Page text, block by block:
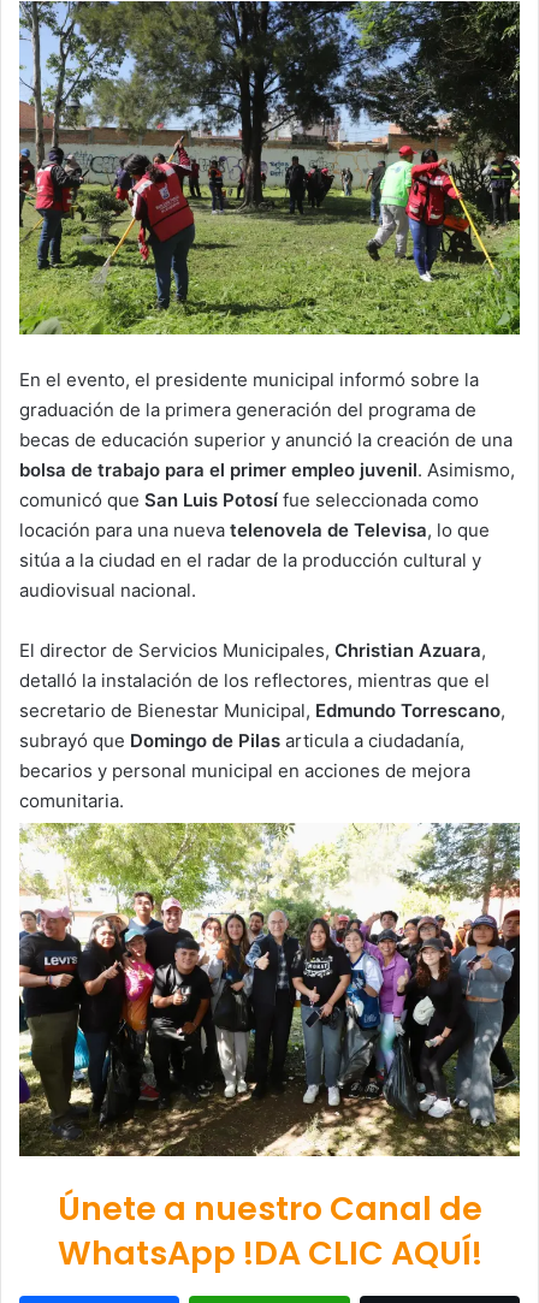
En el evento, el presidente municipal informó sobre la
graduación de la primera generación del programa de
becas de educación superior y anunció la creación de una
bolsa de trabajo para el primer empleo juvenil. Asimismo,
comunicó que San Luis Potosí fue seleccionada como
locación para una nueva telenovela de Televisa, lo que
sitúa a la ciudad en el radar de la producción cultural y
audiovisual nacional.
El director de Servicios Municipales, Christian Azuara,
detalló la instalación de los reflectores, mientras que el
secretario de Bienestar Municipal, Edmundo Torrescano,
subrayó que Domingo de Pilas articula a ciudadanía,
becarios y personal municipal en acciones de mejora
comunitaria.
Únete a nuestro Canal de
WhatsApp !DA CLIC AQUÍ!